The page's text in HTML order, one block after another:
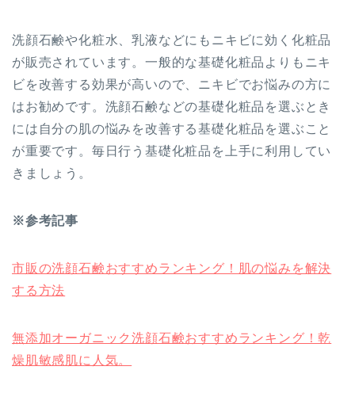
洗顔石鹸や化粧水、乳液などにもニキビに効く化粧品
が販売されています。一般的な基礎化粧品よりもニキ
ビを改善する効果が高いので、ニキビでお悩みの方に
はお勧めです。洗顔石鹸などの基礎化粧品を選ぶとき
には自分の肌の悩みを改善する基礎化粧品を選ぶこと
が重要です。毎日行う基礎化粧品を上手に利用してい
きましょう。
※参考記事
市販の洗顔石鹸おすすめランキング！肌の悩みを解決
する方法
無添加オーガニック洗顔石鹸おすすめランキング！乾
燥肌敏感肌に人気。